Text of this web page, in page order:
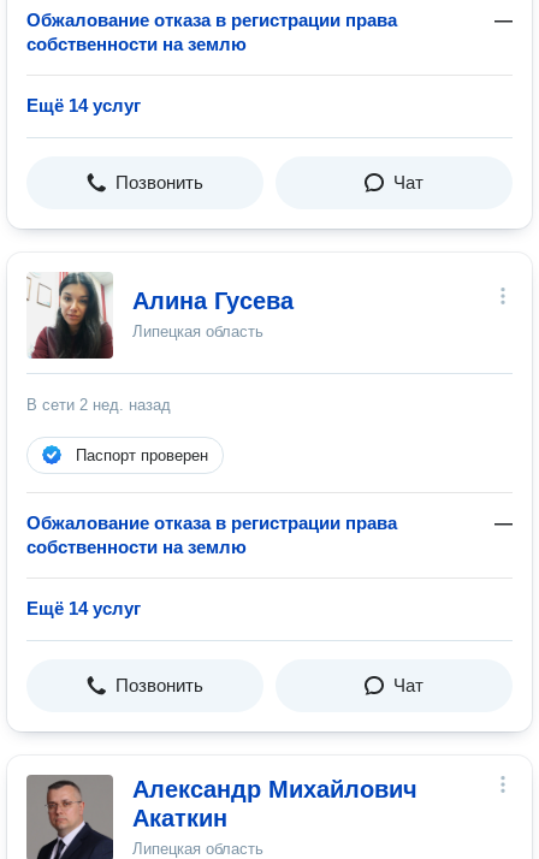
Обжалование отказа в регистрации права
собственности на землю
—
Ещё 14 услуг
Позвонить Чат
Алина Гусева
Липецкая область
В сети 2 нед. назад
Паспорт проверен
Обжалование отказа в регистрации права
собственности на землю
—
Ещё 14 услуг
Позвонить Чат
Александр Михайлович
Акаткин
Липецкая область